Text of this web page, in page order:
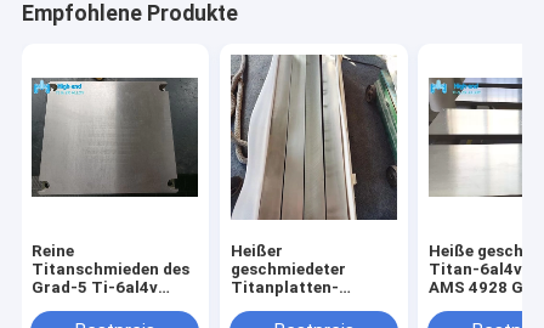
Empfohlene Produkte
Reine
Titanschmieden des
Grad-5 Ti-6al4v
getempertes
Heißer
geschmiedeter
Titanplatten-
Titanblock ASTM
Heiße
Titan-6al4v
AMS 4928 Gr5